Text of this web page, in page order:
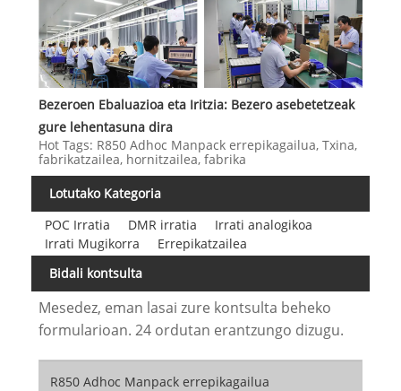
Bezeroen Ebaluazioa eta Iritzia: Bezero asebetetzeak
gure lehentasuna dira
Hot Tags: R850 Adhoc Manpack errepikagailua, Txina,
fabrikatzailea, hornitzailea, fabrika
Lotutako Kategoria
POC Irratia
DMR irratia
Irrati analogikoa
Irrati Mugikorra
Errepikatzailea
Bidali kontsulta
Mesedez, eman lasai zure kontsulta beheko
formularioan. 24 ordutan erantzungo dizugu.